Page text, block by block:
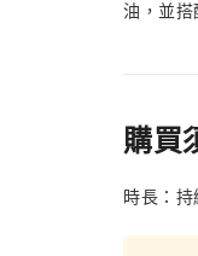
油，並搭
購買
時長：